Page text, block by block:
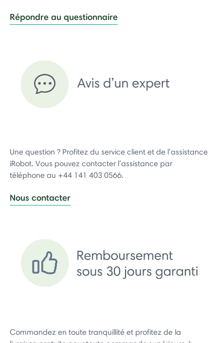
Répondre au questionnaire
Une question ? Profitez du service client et de l’assistance
iRobot. Vous pouvez contacter l’assistance par
téléphone au +44 141 403 0566.
Nous contacter
Commandez en toute tranquillité et profitez de la